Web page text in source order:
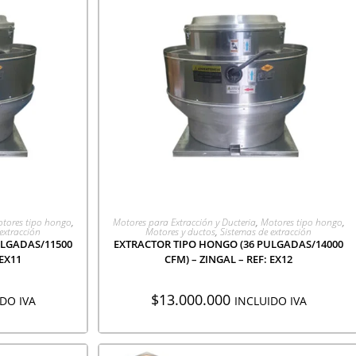
tipo hongo,
11500
IVA
AGREGAR A COTIZACIÓN
Motores para Extracción y Ducteria, Motores tipo hongo,
Motores y ductos, Sistemas de extracción
EXTRACTOR TIPO HONGO (36 PULGADAS/14000
CFM) – ZINGAL – REF: EX12
$13.000.000 INCLUIDO IVA